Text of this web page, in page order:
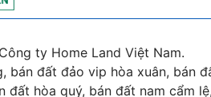
ty Home Land Việt Nam.
bán đất đảo vip hòa xuân, bán
đất hòa quý, bán đất nam cẩm